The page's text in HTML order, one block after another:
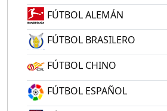
FÚTBOL ALEMÁN
FÚTBOL BRASILERO
FÚTBOL CHINO
FÚTBOL ESPAÑOL